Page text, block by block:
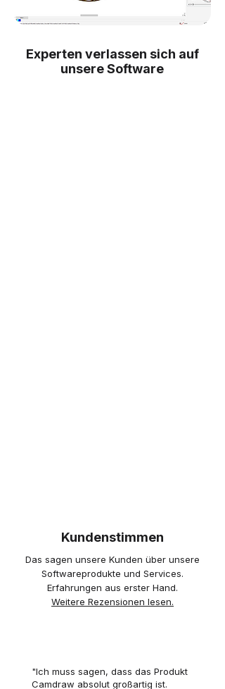
Experten verlassen sich auf
unsere Software
Kundenstimmen
Das sagen unsere Kunden über unsere
Softwareprodukte und Services.
Erfahrungen aus erster Hand.
Weitere Rezensionen lesen.
"Ich muss sagen, dass das Produkt
Camdraw absolut großartig ist.